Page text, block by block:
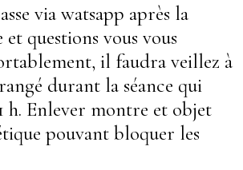
via watsapp après la
et questions vous vous
il faudra veillez à
durant la séance qui
h. Enlever montre et objet
pouvant bloquer les